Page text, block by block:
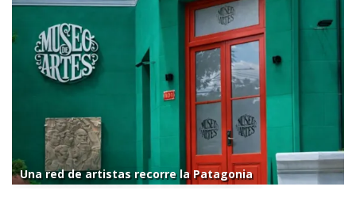
Una red de artistas recorre la Patagonia